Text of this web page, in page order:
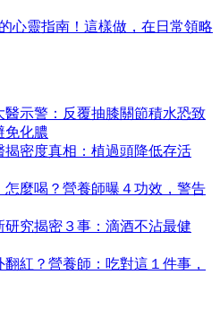
心靈指南！這樣做，在日常領略
示警：反覆抽膝關節積水恐致
免化膿
密度真相：植過頭降低存活
麼喝？營養師曝４功效，警告
究揭密３事：滴酒不沾最健
紅？營養師：吃對這１件事，